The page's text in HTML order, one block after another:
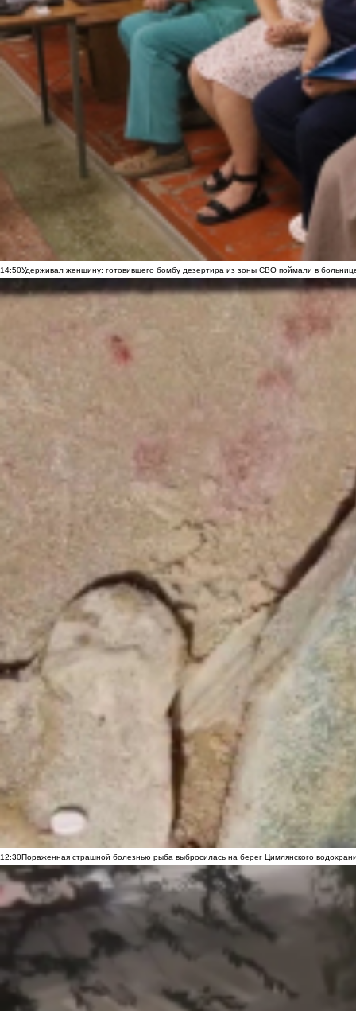
14:50Удерживал женщину: готовившего бомбу дезертира из зоны СВО поймали в
12:30Пораженная страшной болезнью рыба выбросилась на берег Цимлянского